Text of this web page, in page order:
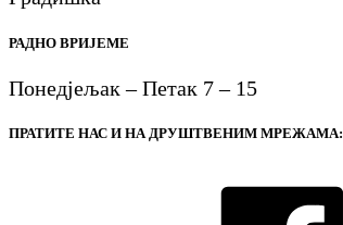
РАДНО ВРИЈЕМЕ
Понедјељак – Петак 7 – 15
ПРАТИТЕ НАС И НА ДРУШТВЕНИМ МРЕЖАМА: